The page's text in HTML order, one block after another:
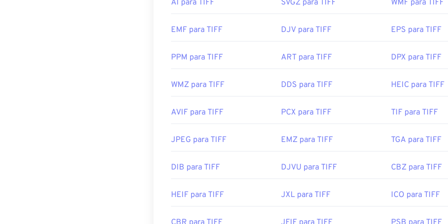
XnView MP. Você também pode usar nosso conversor de TIFF para JPGse
AdobePhotoshop também são úteis para abrir e manipular arquivos
Lançamento inicial:
https://www.adobe.com/creativecloud/file-types/image/raster/tiff-file.html
https://www.file-extensions.org/tiff-file-extension
AI para TIFF SVGZ para TIFF WMF para TIFF
EMF para TIFF DJV para TIFF EPS para TIFF
PPM para TIFF ART para TIFF DPX para TIFF
WMZ para TIFF DDS para TIFF HEIC para TIFF
AVIF para TIFF PCX para TIFF TIF para TIFF
JPEG para TIFF EMZ para TIFF TGA para TIFF
DIB para TIFF DJVU para TIFF CBZ para TIFF
HEIF para TIFF JXL para TIFF ICO para TIFF